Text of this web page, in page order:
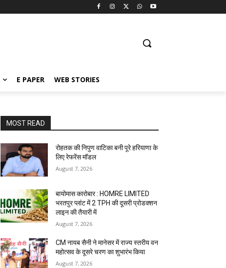
E PAPER WEB STORIES
MOST READ
रोहतक की निपुण वाटिका बनी पूरे हरियाणा के
लिए रेफरेंस मॉडल
August 7, 2026
बायोमास कारोबार : HOMRE LIMITED
भरतपुर प्लांट में 2 TPH की दूसरी प्रोडक्शन
लाइन की तैयारी में
August 7, 2026
CM नायब सैनी ने मानेसर में राज्य स्तरीय वन
महोत्सव के दूसरे चरण का शुभारंभ किया
August 7, 2026